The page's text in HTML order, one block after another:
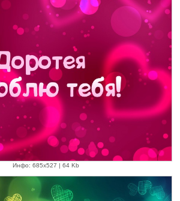
Инфо: 685х527 | 64 Kb